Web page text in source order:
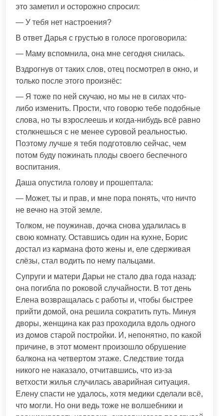
это заметил и осторожно спросил:
— У тебя нет настроения?
В ответ Дарья с грустью в голосе проговорила:
— Маму вспомнила, она мне сегодня снилась.
Вздрогнув от таких слов, отец посмотрел в окно, и
только после этого произнёс:
— Я тоже по ней скучаю, но мы не в силах что-
либо изменить. Прости, что говорю тебе подобные
слова, но ты взрослеешь и когда-нибудь всё равно
столкнешься с не менее суровой реальностью.
Поэтому лучше я тебя подготовлю сейчас, чем
потом буду пожинать плоды своего беспечного
воспитания.
Даша опустила голову и прошептала:
— Может, ты и прав, и мне пора понять, что ничто
не вечно на этой земле.
Толком, не поужинав, дочка снова удалилась в
свою комнату. Оставшись один на кухне, Борис
достал из кармана фото жены и, еле сдерживая
слёзы, стал водить по нему пальцами.
Супруги и матери Дарьи не стало два года назад:
она погибла по роковой случайности. В тот день
Елена возвращалась с работы и, чтобы быстрее
прийти домой, она решила сократить путь. Минуя
дворы, женщина как раз проходила вдоль одного
из домов старой постройки. И, непонятно, по какой
причине, в этот момент произошло обрушение
балкона на четвертом этаже. Следствие тогда
никого не наказало, отчитавшись, что из-за
ветхости жилья случилась аварийная ситуация.
Елену спасти не удалось, хотя медики сделали всё,
что могли. Но они ведь тоже не волшебники и